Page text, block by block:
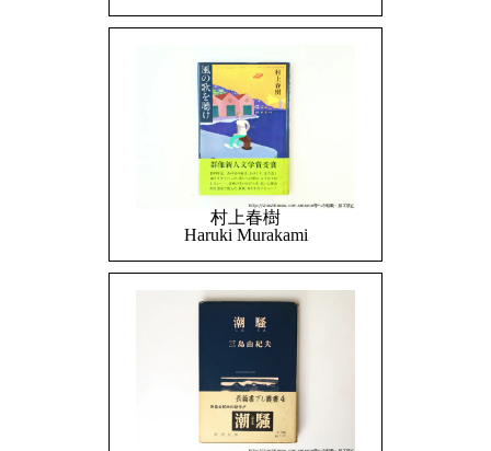
村上春樹
Haruki Murakami